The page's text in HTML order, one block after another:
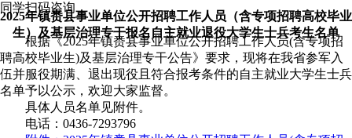
同学扫码咨询
2025年镇赉县事业单位公开招聘工作人员（含专项招聘高校毕业
生）及基层治理专干报名自主就业退役大学生士兵考生名单
根据《2025年镇赉县事业单位公开招聘工作人员(含专项招
聘高校毕业生)及基层治理专干公告》要求，现将在我省参军入
伍并服役期满、退出现役且符合报考条件的自主就业大学生士兵
名单予以公示，欢迎大家监督。
具体人员名单见附件。
电话：0436-7293796